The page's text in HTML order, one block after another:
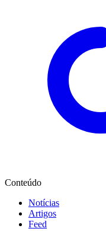
Conteúdo
Notícias
Artigos
Feed